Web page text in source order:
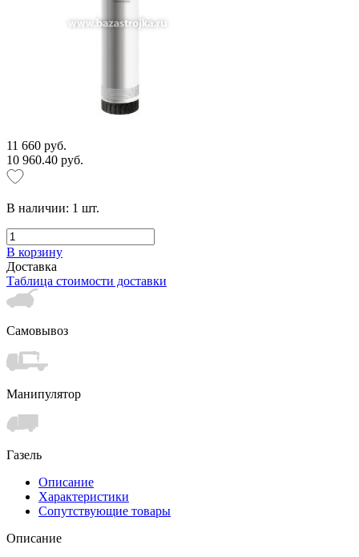
11 660 руб.
10 960.40 руб.
В наличии: 1 шт.
В корзину
Доставка
Таблица стоимости доставки
Самовывоз
Манипулятор
Газель
Описание
Характеристики
Сопутствующие товары
Описание